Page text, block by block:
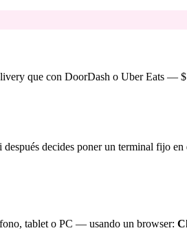
que con DoorDash o Uber Eats
después decides poner un terminal fijo
tablet o PC — usando un browser: